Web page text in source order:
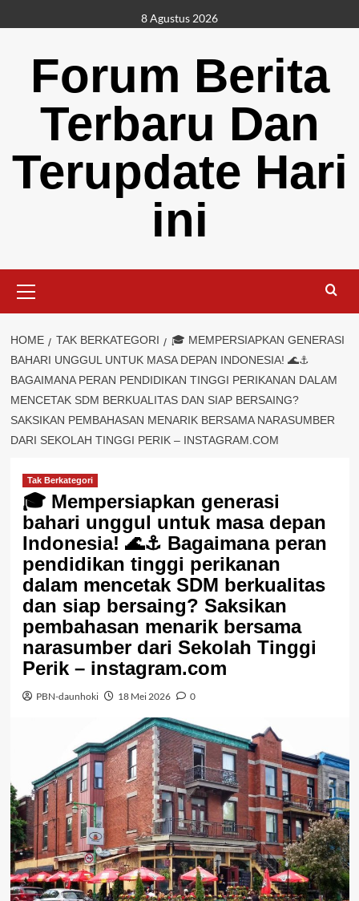
to
8 Agustus 2026
Forum Berita
Terbaru Dan
Terupdate Hari
ini
Menu
HOME TAK BERKATEGORI
🎓 MEMPERSIAPKAN GENERASI
BAHARI UNGGUL UNTUK MASA DEPAN INDONESIA! 🌊⚓
BAGAIMANA PERAN PENDIDIKAN TINGGI PERIKANAN DALAM
MENCETAK SDM BERKUALITAS DAN SIAP BERSAING?
SAKSIKAN PEMBAHASAN MENARIK BERSAMA NARASUMBER
DARI SEKOLAH TINGGI PERIK – INSTAGRAM.COM
Tak Berkategori
🎓 Mempersiapkan generasi
bahari unggul untuk masa depan
Indonesia! 🌊⚓ Bagaimana peran
pendidikan tinggi perikanan
dalam mencetak SDM berkualitas
dan siap bersaing? Saksikan
pembahasan menarik bersama
narasumber dari Sekolah Tinggi
Perik – instagram.com
PBN-daunhoki 18 Mei 2026 0